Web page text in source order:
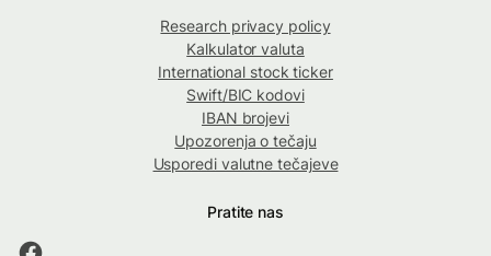
Research privacy policy
Kalkulator valuta
International stock ticker
Swift/BIC kodovi
IBAN brojevi
Upozorenja o tečaju
Usporedi valutne tečajeve
Pratite nas